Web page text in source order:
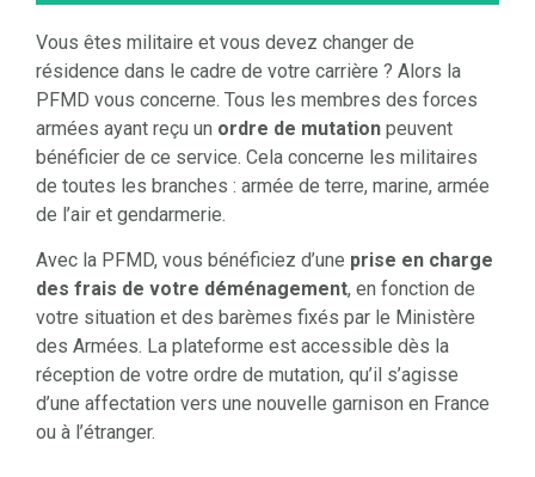
Vous êtes militaire et vous devez changer de
résidence dans le cadre de votre carrière ? Alors la
PFMD vous concerne. Tous les membres des forces
armées ayant reçu un ordre de mutation peuvent
bénéficier de ce service. Cela concerne les militaires
de toutes les branches : armée de terre, marine, armée
de l’air et gendarmerie.
Avec la PFMD, vous bénéficiez d’une prise en charge
des frais de votre déménagement, en fonction de
votre situation et des barèmes fixés par le Ministère
des Armées. La plateforme est accessible dès la
réception de votre ordre de mutation, qu’il s’agisse
d’une affectation vers une nouvelle garnison en France
ou à l’étranger.